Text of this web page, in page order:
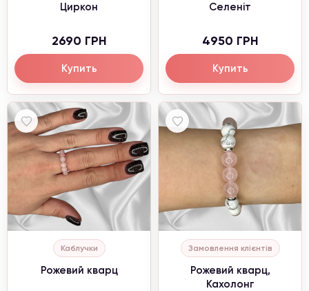
Циркон
2690 ГРН
Купить
Селеніт
4950 ГРН
Купить
Каблучки
Рожевий кварц
Замовлення клієнтів
Рожевий кварц,
Кахолонг